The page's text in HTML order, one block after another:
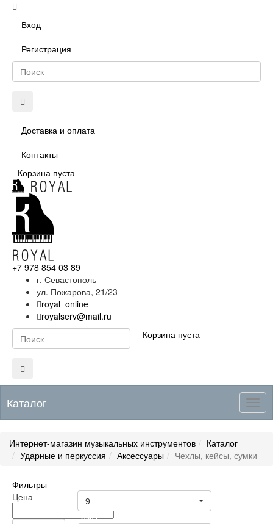
Вход
Регистрация
Доставка и оплата
Контакты
- Корзина пуста
+7 978 854 03 89
г. Севастополь
ул. Пожарова, 21/23
royal_online
royalserv@mail.ru
Корзина пуста
Каталог
Интернет-магазин музыкальных инструментов
Каталог
Ударные и перкуссия
Аксессуары Чехлы, кейсы, сумки
Фильтры
Цена
9
Цена